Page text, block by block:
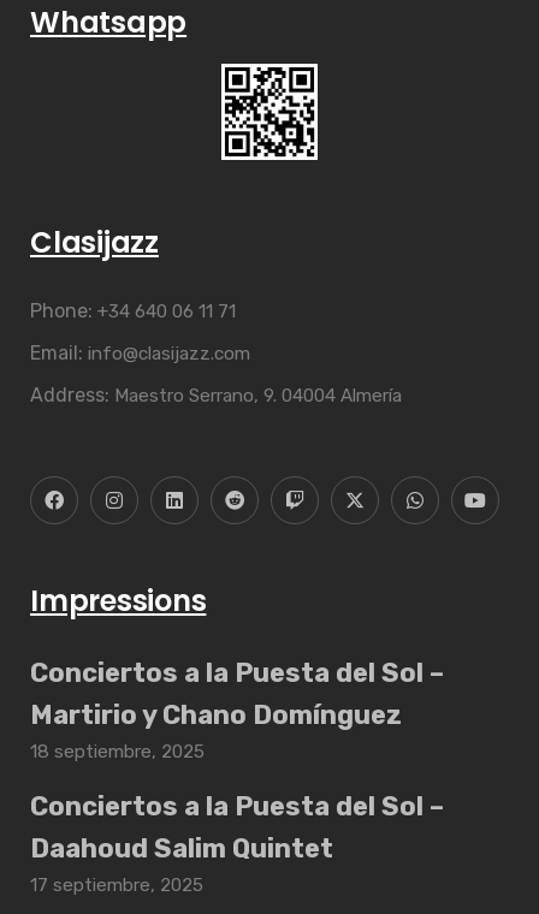
Whatsapp
Clasijazz
Phone: +34 640 06 11 71
Email: info@clasijazz.com
Address: Maestro Serrano, 9. 04004 Almería
Impressions
Conciertos a la Puesta del Sol –
Martirio y Chano Domínguez
18 septiembre, 2025
Conciertos a la Puesta del Sol –
Daahoud Salim Quintet
17 septiembre, 2025